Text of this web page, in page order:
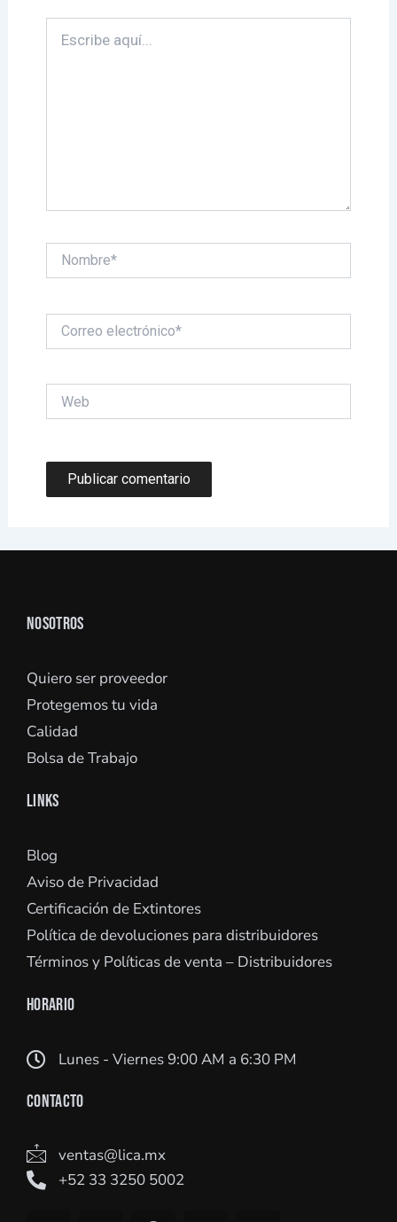
aquí...
electrónico*
NOSOTROS
Quiero ser proveedor
Protegemos tu vida
Calidad
Bolsa de Trabajo
LINKS
Blog
Aviso de Privacidad
Certificación de Extintores
Política de devoluciones para distribuidores
Términos y Políticas de venta – Distribuidores
HORARIO
Lunes - Viernes 9:00 AM a 6:30 PM
CONTACTO
ventas@lica.mx
+52 33 3250 5002